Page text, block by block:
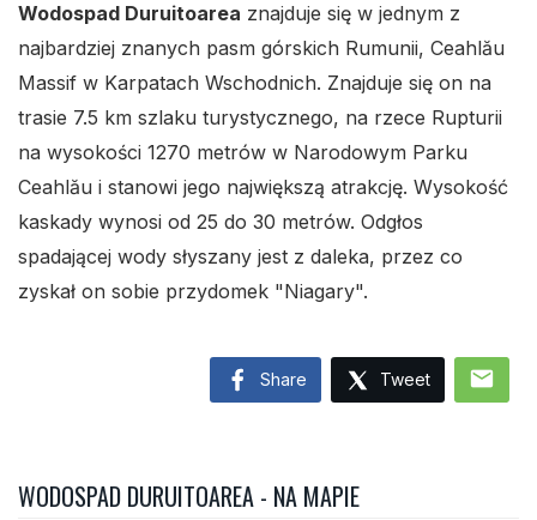
Wodospad Duruitoarea znajduje się w jednym z
najbardziej znanych pasm górskich Rumunii, Ceahlău
Massif w Karpatach Wschodnich. Znajduje się on na
trasie 7.5 km szlaku turystycznego, na rzece Rupturii
na wysokości 1270 metrów w Narodowym Parku
Ceahlău i stanowi jego największą atrakcję. Wysokość
kaskady wynosi od 25 do 30 metrów. Odgłos
spadającej wody słyszany jest z daleka, przez co
zyskał on sobie przydomek "Niagary".
Share Tweet mail
WODOSPAD DURUITOAREA - NA MAPIE